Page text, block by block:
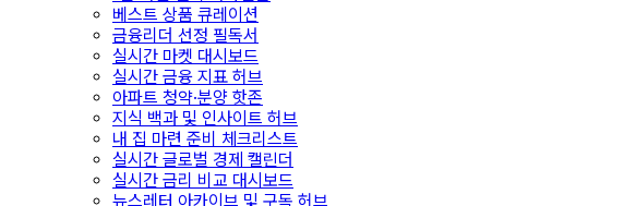
베스트 상품 큐레이션
금융리더 선정 필독서
실시간 마켓 대시보드
실시간 금융 지표 허브
아파트 청약·분양 핫존
지식 백과 및 인사이트 허브
내 집 마련 준비 체크리스트
실시간 글로벌 경제 캘린더
실시간 금리 비교 대시보드
뉴스레터 아카이브 및 구독 허브